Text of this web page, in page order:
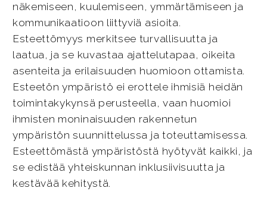
näkemiseen, kuulemiseen, ymmärtämiseen ja
kommunikaatioon liittyviä asioita.
Esteettömyys merkitsee turvallisuutta ja
laatua, ja se kuvastaa ajattelutapaa, oikeita
asenteita ja erilaisuuden huomioon ottamista.
Esteetön ympäristö ei erottele ihmisiä heidän
toimintakykynsä perusteella, vaan huomioi
ihmisten moninaisuuden rakennetun
ympäristön suunnittelussa ja toteuttamisessa.
Esteettömästä ympäristöstä hyötyvät kaikki, ja
se edistää yhteiskunnan inklusiivisuutta ja
kestävää kehitystä.